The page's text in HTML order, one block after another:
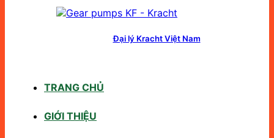
Đại lý Kracht Việt Nam
TRANG CHỦ
GIỚI THIỆU